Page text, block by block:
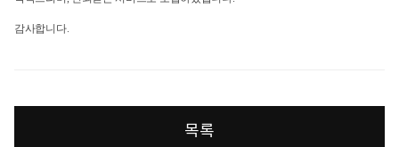
감사합니다.
목록